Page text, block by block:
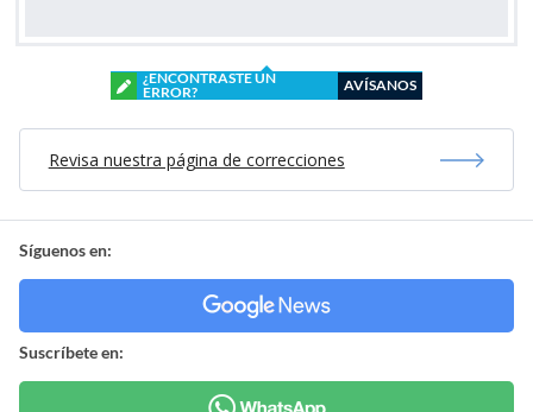
¿ENCONTRASTE UN
ERROR?
AVÍSANOS
Revisa nuestra página de correcciones
Síguenos en:
Suscríbete en: